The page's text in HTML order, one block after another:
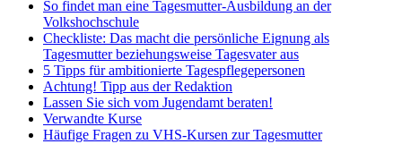
So findet man eine Tagesmutter-Ausbildung an der
Volkshochschule
Checkliste: Das macht die persönliche Eignung als
Tagesmutter beziehungsweise Tagesvater aus
5 Tipps für ambitionierte Tagespflegepersonen
Achtung! Tipp aus der Redaktion
Lassen Sie sich vom Jugendamt beraten!
Verwandte Kurse
Häufige Fragen zu VHS-Kursen zur Tagesmutter